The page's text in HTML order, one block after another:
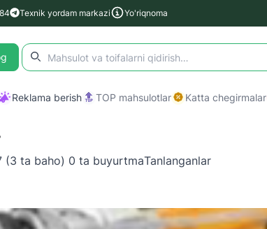
Texnik yordam markazi Yo'riqnoma
Reklama berish TOP mahsulotlar Katta chegirmalar
(3 ta baho) 0 ta buyurtmaTanlanganlar